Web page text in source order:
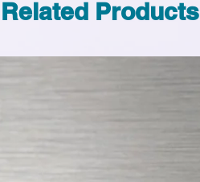
Related Products